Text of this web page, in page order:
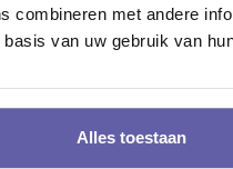
combineren met andere
van uw gebruik van
Alles toestaan